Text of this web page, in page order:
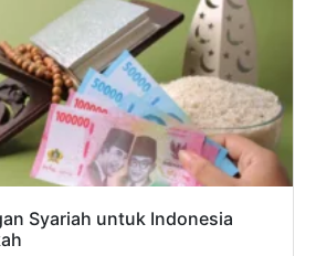
Syariah untuk Indonesia